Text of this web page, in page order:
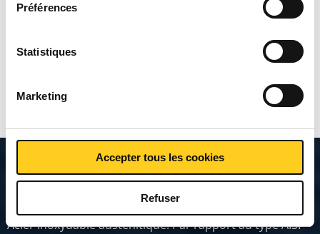
règlementICI
Préférences
Statistiques
Marketing
Accepter tous les cookies
Refuser
Description du produit
Acier inoxydable austénitique. Par rapport au type AISI